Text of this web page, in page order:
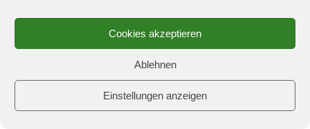
Cookies akzeptieren
Ablehnen
Einstellungen anzeigen
8